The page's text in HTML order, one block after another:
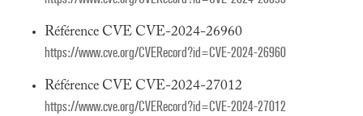
Référence CVE CVE-2024-26960
https://www.cve.org/CVERecord?id=CVE-2024-26960
Référence CVE CVE-2024-27012
https://www.cve.org/CVERecord?id=CVE-2024-27012